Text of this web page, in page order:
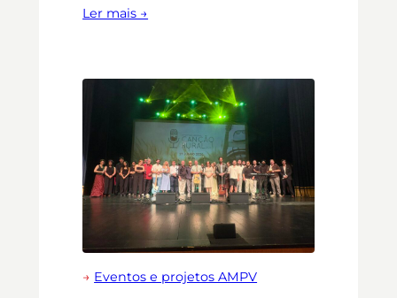
Ler mais →
→ Eventos e projetos AMPV